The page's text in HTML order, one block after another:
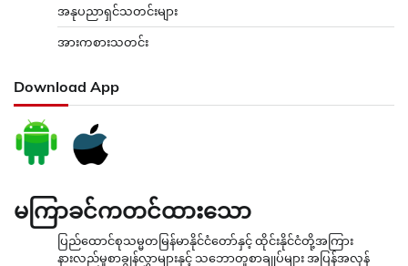
အနုပညာရှင်သတင်းများ
အားကစားသတင်း
Download App
မကြာခင်ကတင်ထားသော
ပြည်ထောင်စုသမ္မတမြန်မာနိုင်ငံတော်နှင့် ထိုင်းနိုင်ငံတို့အကြား
နားလည်မှုစာချွန်လွှာများနှင့် သဘောတူစာချုပ်များ အပြန်အလှန်